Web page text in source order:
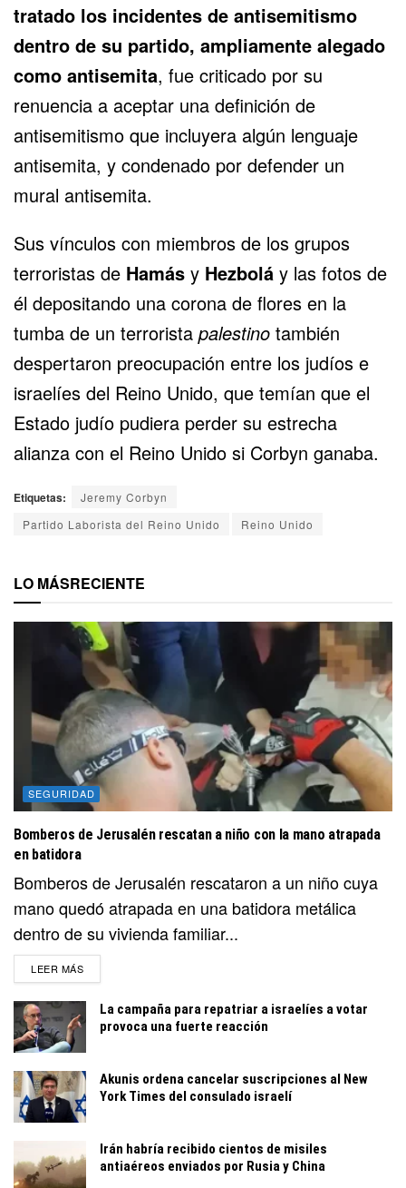
tratado los incidentes de antisemitismo
dentro de su partido, ampliamente alegado
como antisemita, fue criticado por su
renuencia a aceptar una definición de
antisemitismo que incluyera algún lenguaje
antisemita, y condenado por defender un
mural antisemita.
Sus vínculos con miembros de los grupos
terroristas de Hamás y Hezbolá y las fotos de
él depositando una corona de flores en la
tumba de un terrorista palestino también
despertaron preocupación entre los judíos e
israelíes del Reino Unido, que temían que el
Estado judío pudiera perder su estrecha
alianza con el Reino Unido si Corbyn ganaba.
Etiquetas:
Jeremy Corbyn
Partido Laborista del Reino Unido
Reino Unido
LO MÁSRECIENTE
SEGURIDAD
Bomberos de Jerusalén rescatan a niño con la mano atrapada
en batidora
Bomberos de Jerusalén rescataron a un niño cuya
mano quedó atrapada en una batidora metálica
dentro de su vivienda familiar...
LEER MÁSDETAILS
La campaña para repatriar a israelíes a votar
provoca una fuerte reacción
Akunis ordena cancelar suscripciones al New
York Times del consulado israelí
Irán habría recibido cientos de misiles
antiaéreos enviados por Rusia y China